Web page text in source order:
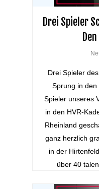
Drei Spieler
Drei Spieler
Sprung in den
Spieler unseres
in den HVR-
Rheinland
ganz herzlich
in der
über 40